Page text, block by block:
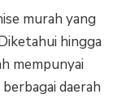
murah yang
hingga
mempunyai
daerah